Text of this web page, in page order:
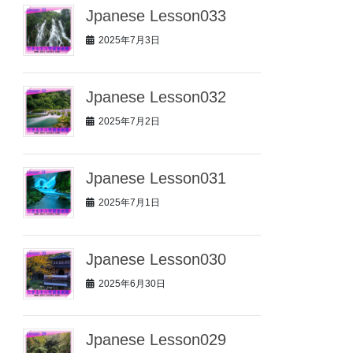
Jpanese Lesson033
2025年7月3日
Jpanese Lesson032
2025年7月2日
Jpanese Lesson031
2025年7月1日
Jpanese Lesson030
2025年6月30日
Jpanese Lesson029